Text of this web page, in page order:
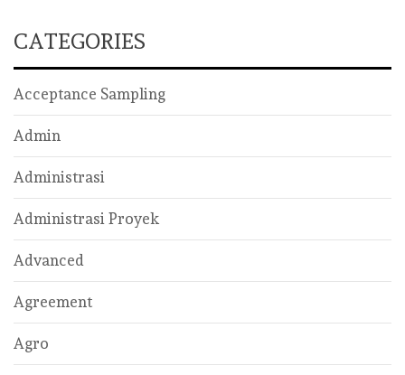
CATEGORIES
Acceptance Sampling
Admin
Administrasi
Administrasi Proyek
Advanced
Agreement
Agro